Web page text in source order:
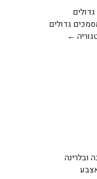
גדולים
←
ובלרינה